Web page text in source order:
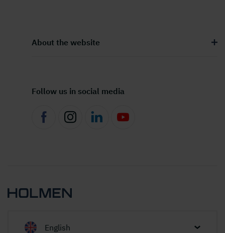
About the website
Follow us in social media
English